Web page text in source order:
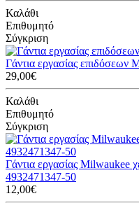
Καλάθι
Επιθυμητό
Σύγκριση
Γάντια εργασίας
29,00€
Καλάθι
Επιθυμητό
Σύγκριση
Γάντια εργασίας Milwaukee
4932471347-50
12,00€